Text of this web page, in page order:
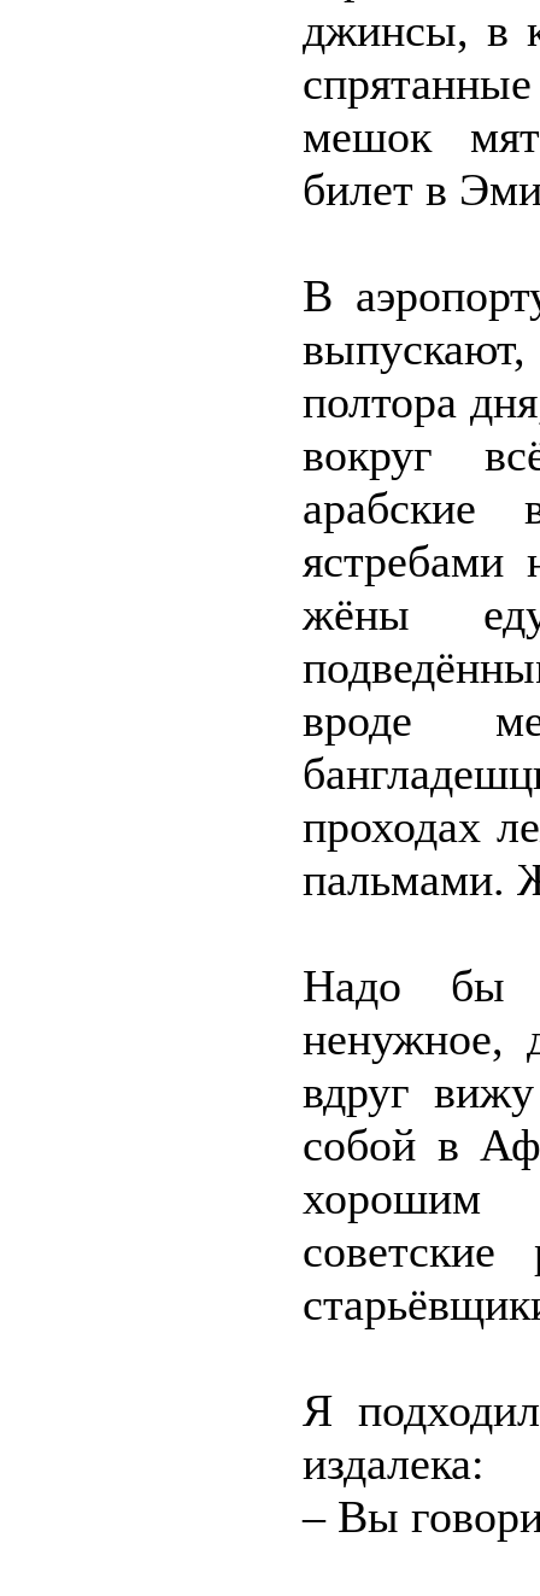
джинсы, в
мешок
билет в
В
полтора
вокруг
арабские
ястребами
жёны
вроде
проходах
пальмами.
Надо бы
ненужное,
вдруг
собой в
хорошим
Я
издалека:
– Вы